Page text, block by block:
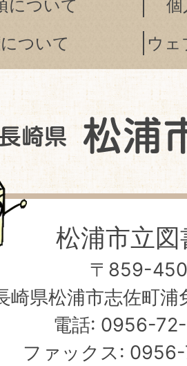
について
個
ついて
ウ
松浦市立図
〒859-
崎県松浦市志佐町浦
電話: 0956-
ファックス: